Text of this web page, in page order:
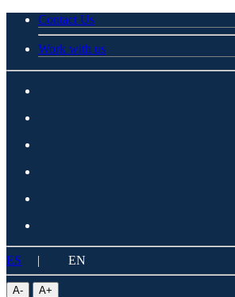
Contact Us
Work with us
ES | EN
A- A+